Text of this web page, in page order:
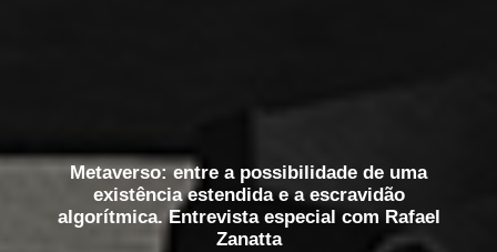
Metaverso: entre a possibilidade de uma
existência estendida e a escravidão
algorítmica. Entrevista especial com Rafael
Zanatta